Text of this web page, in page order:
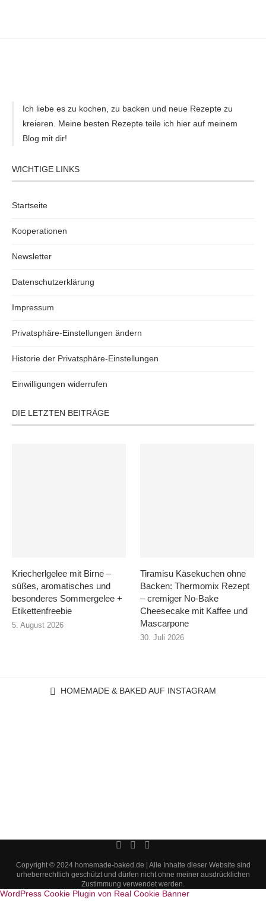
Ich liebe es zu kochen, zu backen und neue Rezepte zu
kreieren. Meine besten Rezepte teile ich hier auf meinem
Blog mit dir!
WICHTIGE LINKS
Startseite
Kooperationen
Newsletter
Datenschutzerklärung
Impressum
Privatsphäre-Einstellungen ändern
Historie der Privatsphäre-Einstellungen
Einwilligungen widerrufen
DIE LETZTEN BEITRÄGE
Kriecherlgelee mit Birne –
süßes, aromatisches und
besonderes Sommergelee +
Etikettenfreebie
5. August 2026
Tiramisu Käsekuchen ohne
Backen: Thermomix Rezept
– cremiger No-Bake
Cheesecake mit Kaffee und
Mascarpone
30. Juli 2026
HOMEMADE & BAKED AUF INSTAGRAM
Copyright © 2024 homemade-baked.de | Alle Inhalte dieser Website sind
urheberrechtlich geschützt und dürfen nicht ohne meiner ausdrücklichen
Zustimmung verwendet werden.
WordPress Cookie Plugin von Real Cookie Banner